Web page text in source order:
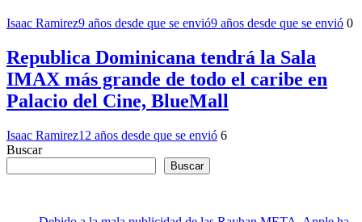
Isaac Ramirez9 años desde que se envió9 años desde que se envió 0
Republica Dominicana tendrá la Sala
IMAX más grande de todo el caribe en
Palacio del Cine, BlueMall
Isaac Ramirez12 años desde que se envió 6
Buscar
Buscar